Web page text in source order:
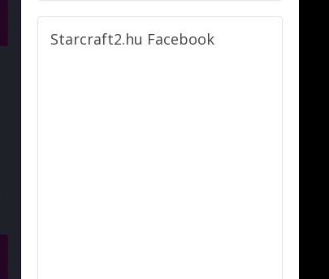
Starcraft2.hu Facebook